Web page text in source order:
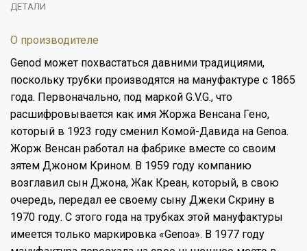
ДЕТАЛИ
О производителе
Genod может похвастаться давними традициями,
поскольку трубки производятся на мануфактуре с 1865
года. Первоначально, под маркой G.V.G., что
расшифровывается как имя Жоржа Венсана Гено,
который в 1923 году сменил Комой-Давида на Genoa.
Жорж Венсан работал на фабрике вместе со своим
зятем Джоном Крином. В 1959 году компанию
возглавил сын Джона, Жак Креан, который, в свою
очередь, передал ее своему сыну Джеки Скрину в
1970 году. С этого года на трубках этой мануфактуры
имеется только маркировка «Genoa». В 1977 году